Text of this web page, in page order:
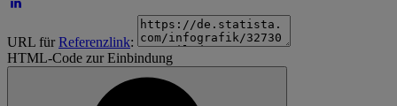
URL fürReferenzlink:
HTML-Code zur Einbindung